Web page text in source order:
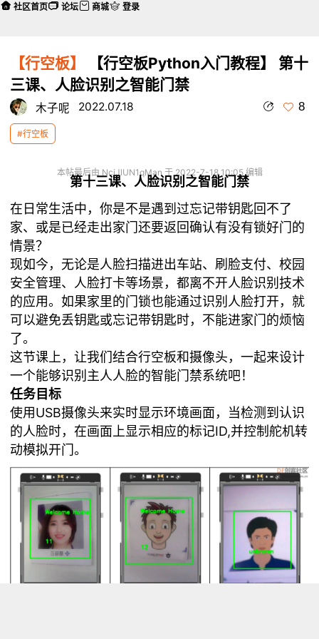
【行空板】
【行空板Python入门教程】 第十
三课、人脸识别之智能门禁
木子呢 2022.07.18 8
#行空板
本帖最后由 NciJlUN1qMan 于 2022-7-18 10:05 编辑
第十三课、人脸识别之智能门禁
在日常生活中，你是不是遇到过忘记带钥匙回不了
家、或是已经走出家门还要返回确认有没有锁好门的
情景？
现如今，无论是人脸扫描进出车站、刷脸支付、校园
安全管理、人脸打卡等场景，都离不开人脸识别技术
的应用。如果家里的门锁也能通过识别人脸打开，就
可以避免丢钥匙或忘记带钥匙时，不能进家门的烦恼
了。
这节课上，让我们结合行空板和摄像头，一起来设计
一个能够识别主人人脸的智能门禁系统吧！
任务目标
使用USB摄像头来实时显示环境画面，当检测到认识
的人脸时，在画面上显示相应的标记ID,并控制舵机转
动模拟开门。
社区首页 论坛 商城 登录